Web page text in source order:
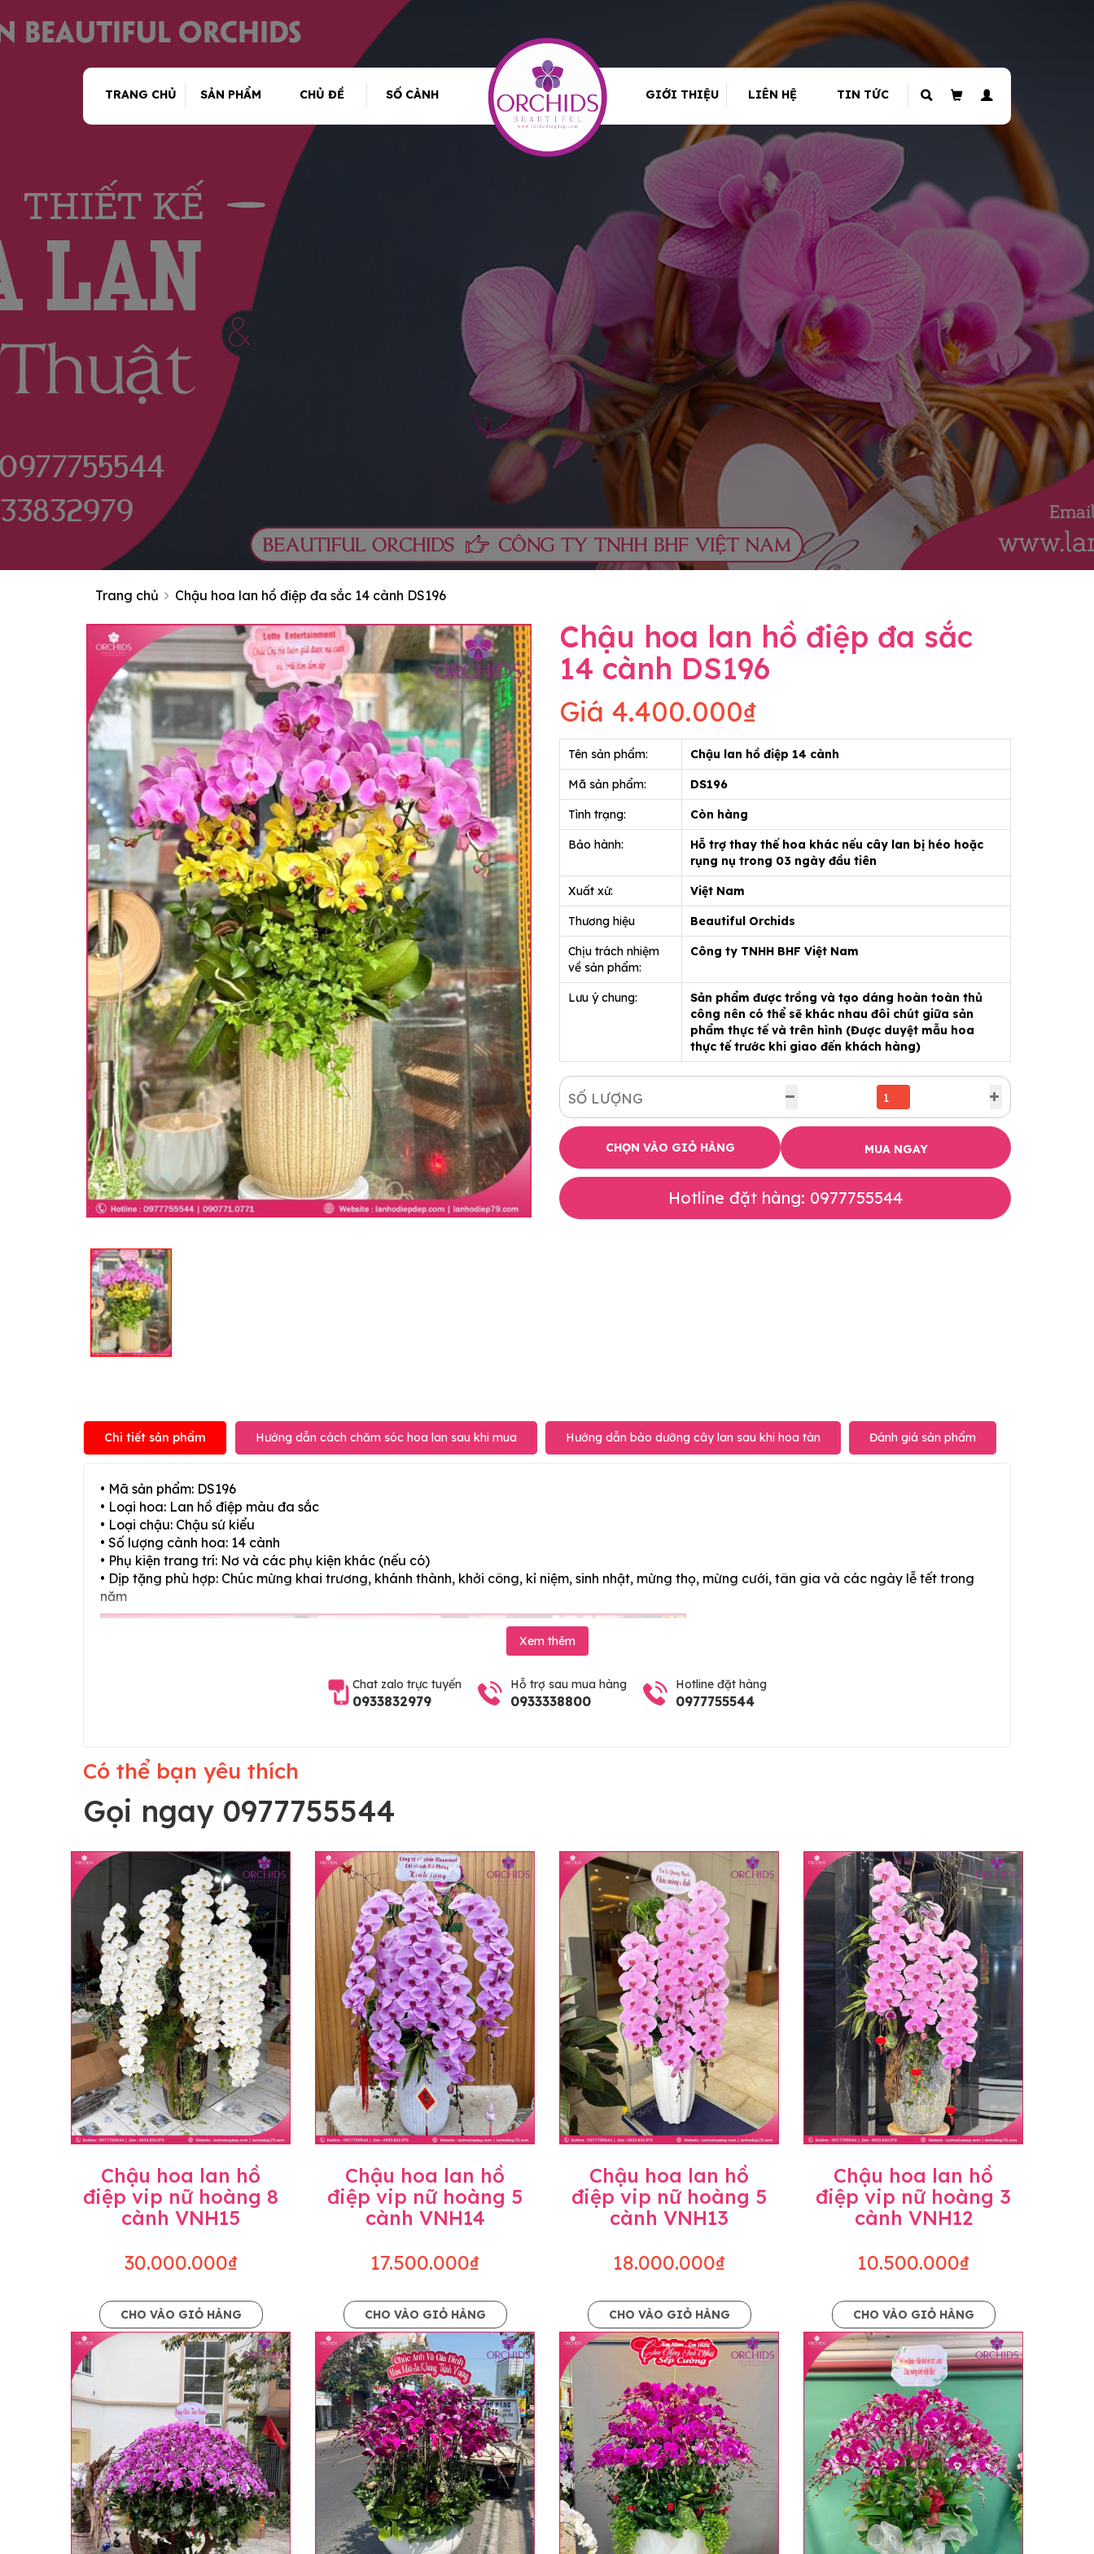
TRANG CHỦ SẢN PHẨM CHỦ ĐỀ SỐ CÀNH GIỚI THIỆU LIÊN HỆ TIN TỨC
Trang chủ Chậu hoa lan hồ điệp đa sắc 14 cành DS196
Chậu hoa lan hồ điệp đa sắc
14 cành DS196
Giá 4.400.000₫
Tên sản phẩm: Chậu lan hồ điệp 14 cành
Mã sản phẩm: DS196
Tình trạng: Còn hàng
Bảo hành:
Hỗ trợ thay thế hoa khác nếu cây lan bị héo hoặc
rụng nụ trong 03 ngày đầu tiên
Xuất xứ: Việt Nam
Thương hiệu Beautiful Orchids
Chịu trách nhiệm
về sản phẩm:
Công ty TNHH BHF Việt Nam
Lưu ý chung:
Sản phẩm được trồng và tạo dáng hoàn toàn thủ
công nên có thể sẽ khác nhau đôi chút giữa sản
phẩm thực tế và trên hình (Được duyệt mẫu hoa
thực tế trước khi giao đến khách hàng)
SỐ LƯỢNG
CHỌN VÀO GIỎ HÀNG MUA NGAY
Hotline đặt hàng: 0977755544
Chi tiết sản phẩm Hướng dẫn cách chăm sóc hoa lan sau khi mua Hướng dẫn bảo dưỡng cây lan sau khi hoa tàn Đánh giá sản phẩm
• Mã sản phẩm: DS196
• Loại hoa: Lan hồ điệp màu đa sắc
• Loại chậu: Chậu sứ kiểu
• Số lượng cành hoa: 14 cành
• Phụ kiện trang trí: Nơ và các phụ kiện khác (nếu có)
• Dịp tặng phù hợp: Chúc mừng khai trương, khánh thành, khởi công, kỉ niệm, sinh nhật, mừng thọ, mừng cưới, tân gia và các ngày lễ tết trong
năm
Lưu ý trước khi đặt hàng
• Về cây hoa: Một chậu hoa lan hồ điệp đẹp và hoàn chỉnh sẽ được phối ghép từ nhiều cây hoa và tạo dáng hoàn toàn thủ công nên có thể sẽ
khác nhau đôi chút giữa sản phẩm thực tế và trên hình. Cây hoa lan còn phụ thuộc theo mùa và điều kiện khách quan, tùy vào thời điểm hoa nở
nhiều, nở ít khi shop có sẵn nên sẽ thay đổi về độ dầy hoa, thưa hoa và cách trang trí.
• Về kiểu dáng & phụ kiện: Beautiful Orchids cam kết sản phẩm được thực hiện dựa trên mẫu đã chọn với mức độ giống mẫu khoảng 80-90%,
nếu có thay đổi về màu sắc hoa và kiểu chậu cũng như phụ kiện trang trí chúng tôi sẽ chủ động liên lạc với khách hàng để thông báo và tư vấn
loại hoa và phụ kiện thay thế, vẫn giữ nguyên mức giá không thay đổi. Trường hợp không đủ thời gian hoặc không liên lạc được với người
Xem thêm
Chat zalo trực tuyến
0933832979
Hỗ trợ sau mua hàng
0933338800
Hotline đặt hàng
0977755544
Có thể bạn yêu thích
Gọi ngay 0977755544
Chậu hoa lan hồ
điệp vip nữ hoàng 8
cành VNH15
30.000.000₫
CHO VÀO GIỎ HÀNG
Chậu hoa lan hồ
điệp vip nữ hoàng 5
cành VNH14
17.500.000₫
CHO VÀO GIỎ HÀNG
Chậu hoa lan hồ
điệp vip nữ hoàng 5
cành VNH13
18.000.000₫
CHO VÀO GIỎ HÀNG
Chậu hoa lan hồ
điệp vip nữ hoàng 3
cành VNH12
10.500.000₫
CHO VÀO GIỎ HÀNG